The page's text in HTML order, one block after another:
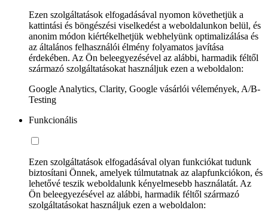
Ezen szolgáltatások elfogadásával nyomon követhetjük a
kattintási és böngészési viselkedést a weboldalunkon belül, és
anonim módon kiértékelhetjük webhelyünk optimalizálása és
az általános felhasználói élmény folyamatos javítása
érdekében. Az Ön beleegyezésével az alábbi, harmadik féltől
származó szolgáltatásokat használjuk ezen a weboldalon:
Google Analytics, Clarity, Google vásárlói vélemények, A/B-
Testing
Funkcionális
Ezen szolgáltatások elfogadásával olyan funkciókat tudunk
biztosítani Önnek, amelyek túlmutatnak az alapfunkciókon, és
lehetővé teszik weboldalunk kényelmesebb használatát. Az
Ön beleegyezésével az alábbi, harmadik féltől származó
szolgáltatásokat használjuk ezen a weboldalon: